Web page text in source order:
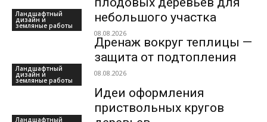
Ландшафтный
дизайн и
земляные работы
небольшого участка
08.08.2026
Ландшафтный
дизайн и
земляные работы
Дренаж вокруг теплицы —
защита от подтопления
08.08.2026
Ландшафтный
Идеи оформления
приствольных кругов